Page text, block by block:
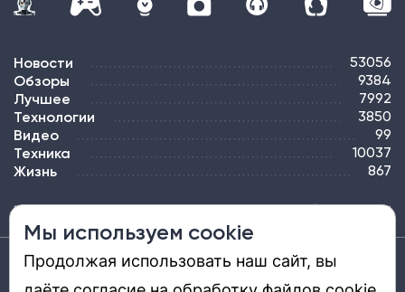
Новости 53056
Обзоры 9384
Лучшее 7992
Технологии 3850
Видео 99
Техника 10037
Жизнь 867
ПОДПИСКА РЕКЛАМА КОНТАКТЫ КАРТА САЙТА ТЭГИ
Средство массовой информации «DGL.RU — Цифровой мир» (www.dgl.ru).
Реестровая запись средства массовой информации (СМИ) сетевого издания ЭЛ №
ФС 77 - 81669, выдано Роскомнадзором 27.08.2021. Учредитель: ООО «ДиДжиЭль».
Мы используем cookie
Продолжая использовать наш сайт, вы